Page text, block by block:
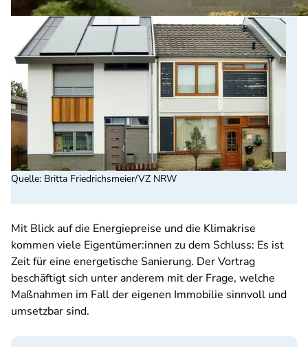
Quelle: Britta Friedrichsmeier/VZ NRW
Mit Blick auf die Energiepreise und die Klimakrise
kommen viele Eigentümer:innen zu dem Schluss: Es ist
Zeit für eine energetische Sanierung. Der Vortrag
beschäftigt sich unter anderem mit der Frage, welche
Maßnahmen im Fall der eigenen Immobilie sinnvoll und
umsetzbar sind.